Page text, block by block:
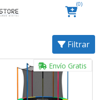
(0)
Filtrar
Envío Gratis